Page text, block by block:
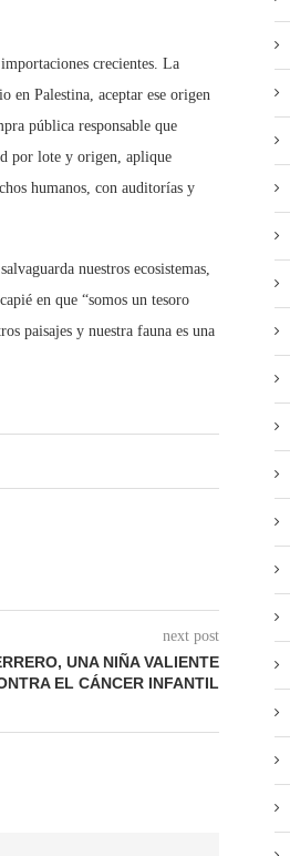
crecientes. La
en Palestina, aceptar ese origen
pública responsable que
por lote y origen, aplique
humanos, con auditorías y
nuestros ecosistemas,
en que “somos un tesoro
paisajes y nuestra fauna es una
next post
UNA NIÑA VALIENTE
EL CÁNCER INFANTIL